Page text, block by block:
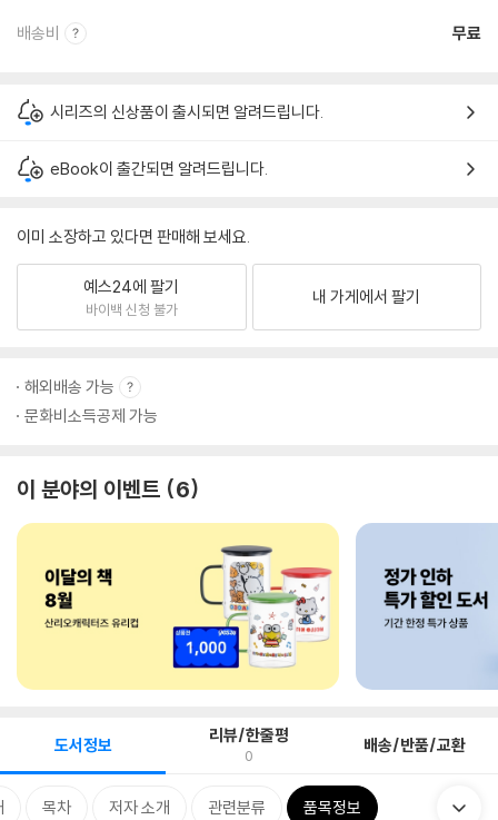
배송비 무료
시리즈의 신상품이 출시되면 알려드립니다.
eBook이 출간되면 알려드립니다.
이미 소장하고 있다면 판매해 보세요.
예스24에 팔기
바이백 신청 불가
내 가게에서 팔기
해외배송 가능
문화비소득공제 가능
이 분야의 이벤트 6
도서정보 리뷰/한줄평
0 배송/반품/교환
목차 저자 소개 관련분류 품목정보